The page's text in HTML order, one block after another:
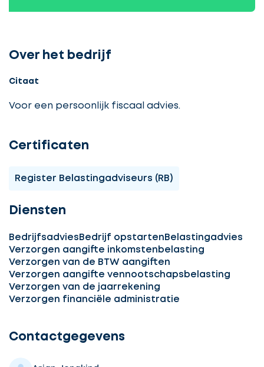
Over het bedrijf
Citaat
Voor een persoonlijk fiscaal advies.
Certificaten
Register Belastingadviseurs (RB)
Diensten
Bedrijfsadvies Bedrijf opstarten Belastingadvies
Verzorgen aangifte inkomstenbelasting
Verzorgen van de BTW aangiften
Verzorgen aangifte vennootschapsbelasting
Verzorgen van de jaarrekening
Verzorgen financiële administratie
Contactgegevens
Ontvang
3